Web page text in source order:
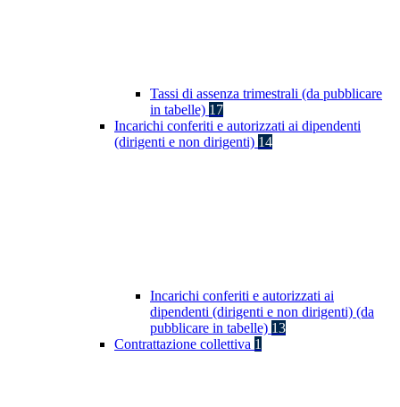
Tassi di assenza trimestrali (da pubblicare
in tabelle) 17
Incarichi conferiti e autorizzati ai dipendenti
(dirigenti e non dirigenti) 14
Incarichi conferiti e autorizzati ai
dipendenti (dirigenti e non dirigenti) (da
pubblicare in tabelle) 13
Contrattazione collettiva 1